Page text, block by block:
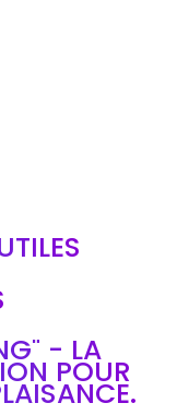
- LA
POUR